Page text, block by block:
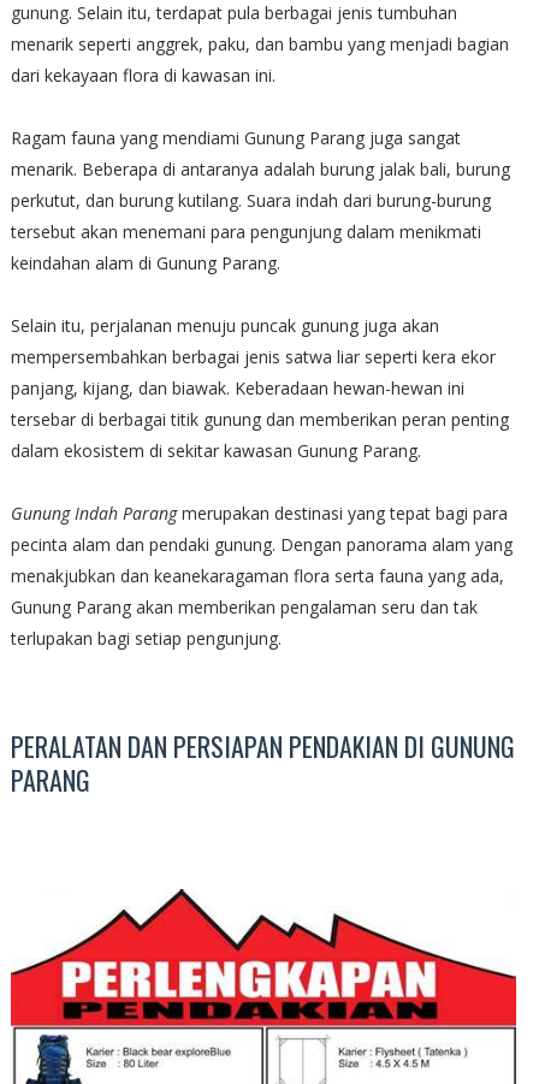
gunung. Selain itu, terdapat pula berbagai jenis tumbuhan
menarik seperti anggrek, paku, dan bambu yang menjadi bagian
dari kekayaan flora di kawasan ini.
Ragam fauna yang mendiami Gunung Parang juga sangat
menarik. Beberapa di antaranya adalah burung jalak bali, burung
perkutut, dan burung kutilang. Suara indah dari burung-burung
tersebut akan menemani para pengunjung dalam menikmati
keindahan alam di Gunung Parang.
Selain itu, perjalanan menuju puncak gunung juga akan
mempersembahkan berbagai jenis satwa liar seperti kera ekor
panjang, kijang, dan biawak. Keberadaan hewan-hewan ini
tersebar di berbagai titik gunung dan memberikan peran penting
dalam ekosistem di sekitar kawasan Gunung Parang.
Gunung Indah Parangmerupakan destinasi yang tepat bagi para
pecinta alam dan pendaki gunung. Dengan panorama alam yang
menakjubkan dan keanekaragaman flora serta fauna yang ada,
Gunung Parang akan memberikan pengalaman seru dan tak
terlupakan bagi setiap pengunjung.
PERALATAN DAN PERSIAPAN PENDAKIAN DI GUNUNG
PARANG